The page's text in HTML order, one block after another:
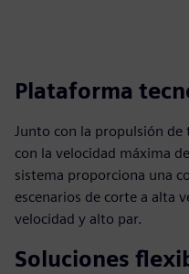
Plataforma
Junto con la propulsión de
con la velocidad máxima
sistema proporciona una
escenarios de corte a alta
velocidad y alto par.
Soluciones